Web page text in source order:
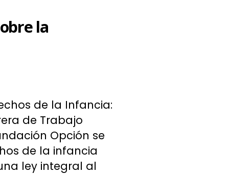
la
de la Infancia:
de Trabajo
Opción se
de la infancia
ley integral al